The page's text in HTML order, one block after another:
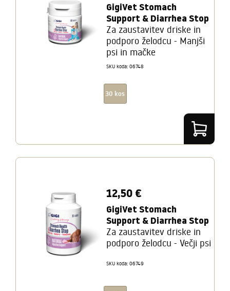
GigiVet Stomach
Support & Diarrhea Stop
Za zaustavitev driske in
podporo želodcu - Manjši
psi in mačke
SKU koda: 06748
30 kos
12,50 €
GigiVet Stomach
Support & Diarrhea Stop
Za zaustavitev driske in
podporo želodcu - Večji psi
SKU koda: 06749